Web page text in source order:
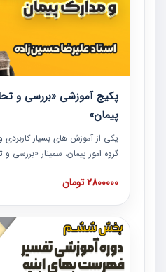
پکیج آموزشی «بررسی و
پیمان»
یکی از آموزش‏‏‏‏‏‏ های بسیار
گروه امور پیمان، سمینار «بررسی
است که در دانشگاه صنعتی
نکات کلیدی مربوط به اسناد و
پیمان به همراه تجربیات عملی
2800000 تومان